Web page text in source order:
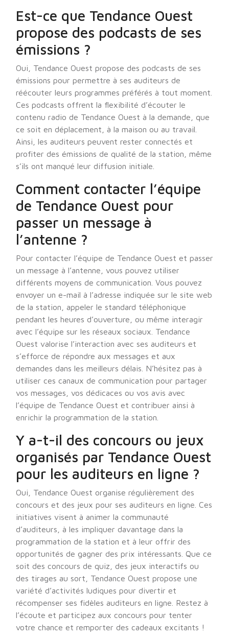
Est-ce que Tendance Ouest
propose des podcasts de ses
émissions ?
Oui, Tendance Ouest propose des podcasts de ses
émissions pour permettre à ses auditeurs de
réécouter leurs programmes préférés à tout moment.
Ces podcasts offrent la flexibilité d’écouter le
contenu radio de Tendance Ouest à la demande, que
ce soit en déplacement, à la maison ou au travail.
Ainsi, les auditeurs peuvent rester connectés et
profiter des émissions de qualité de la station, même
s’ils ont manqué leur diffusion initiale.
Comment contacter l’équipe
de Tendance Ouest pour
passer un message à
l’antenne ?
Pour contacter l’équipe de Tendance Ouest et passer
un message à l’antenne, vous pouvez utiliser
différents moyens de communication. Vous pouvez
envoyer un e-mail à l’adresse indiquée sur le site web
de la station, appeler le standard téléphonique
pendant les heures d’ouverture, ou même interagir
avec l’équipe sur les réseaux sociaux. Tendance
Ouest valorise l’interaction avec ses auditeurs et
s’efforce de répondre aux messages et aux
demandes dans les meilleurs délais. N’hésitez pas à
utiliser ces canaux de communication pour partager
vos messages, vos dédicaces ou vos avis avec
l’équipe de Tendance Ouest et contribuer ainsi à
enrichir la programmation de la station.
Y a-t-il des concours ou jeux
organisés par Tendance Ouest
pour les auditeurs en ligne ?
Oui, Tendance Ouest organise régulièrement des
concours et des jeux pour ses auditeurs en ligne. Ces
initiatives visent à animer la communauté
d’auditeurs, à les impliquer davantage dans la
programmation de la station et à leur offrir des
opportunités de gagner des prix intéressants. Que ce
soit des concours de quiz, des jeux interactifs ou
des tirages au sort, Tendance Ouest propose une
variété d’activités ludiques pour divertir et
récompenser ses fidèles auditeurs en ligne. Restez à
l’écoute et participez aux concours pour tenter
votre chance et remporter des cadeaux excitants !